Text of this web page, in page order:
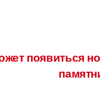
появиться